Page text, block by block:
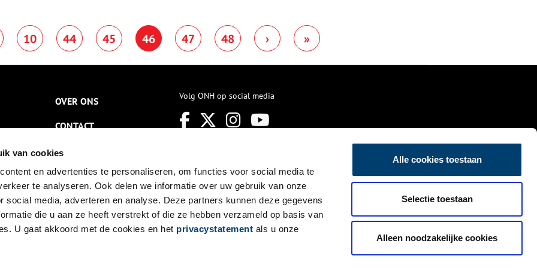
van cookies
en advertenties te personaliseren, om functies voor social media te
te analyseren. Ook delen we informatie over uw gebruik van onze
social media, adverteren en analyse. Deze partners kunnen deze gegevens
die u aan ze heeft verstrekt of die ze hebben verzameld op basis van
U gaat akkoord met de cookies en het privacystatement als u onze
Alle cookies toestaan
Selectie toestaan
Alleen noodzakelijke cookies
De vesting is
gebouwd tussen 1675 en 1685.
1875 en 1880 vond de
van het boekje ‘Met Bomans
door Haarlem’ .
Edam. (Aan het einde is een
stuk film van Domburg
(Walcheren) bij deze opname
10 44 45 46 47 48 › »
OVER ONS
CONTACT
NIEUWSBRIEF
DISCLAIMER
PRIVACY
TOEGANKELIJKHEID
Volg ONH op social media